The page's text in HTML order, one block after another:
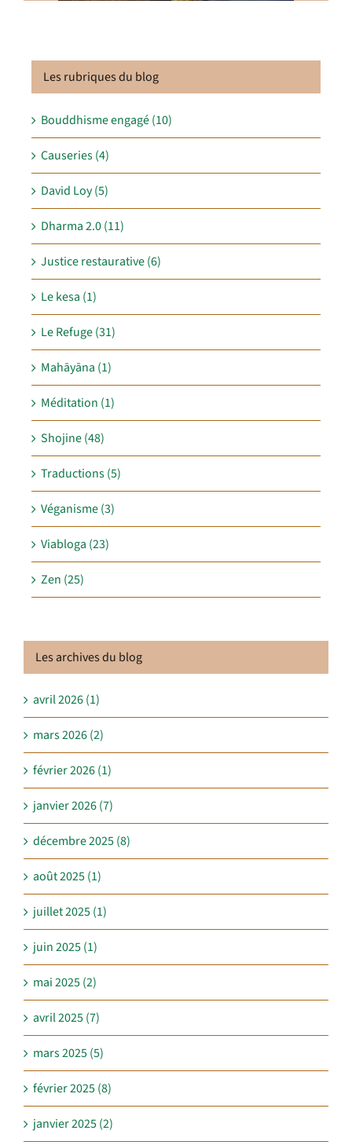
Les rubriques du blog
Bouddhisme engagé (10)
Causeries (4)
David Loy (5)
Dharma 2.0 (11)
Justice restaurative (6)
Le kesa (1)
Le Refuge (31)
Mahāyāna (1)
Méditation (1)
Shojine (48)
Traductions (5)
Véganisme (3)
Viabloga (23)
Zen (25)
Les archives du blog
avril 2026 (1)
mars 2026 (2)
février 2026 (1)
janvier 2026 (7)
décembre 2025 (8)
août 2025 (1)
juillet 2025 (1)
juin 2025 (1)
mai 2025 (2)
avril 2025 (7)
mars 2025 (5)
février 2025 (8)
janvier 2025 (2)